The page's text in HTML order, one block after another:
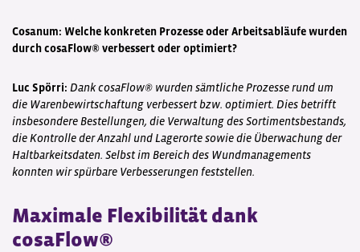
Cosanum: Welche konkreten Prozesse oder Arbeitsabläufe wurden
durch cosaFlow® verbessert oder optimiert?
Luc Spörri: Dank cosaFlow® wurden sämtliche Prozesse rund um
die Warenbewirtschaftung verbessert bzw. optimiert. Dies betrifft
insbesondere Bestellungen, die Verwaltung des Sortimentsbestands,
die Kontrolle der Anzahl und Lagerorte sowie die Überwachung der
Haltbarkeitsdaten. Selbst im Bereich des Wundmanagements
konnten wir spürbare Verbesserungen feststellen.
Maximale Flexibilität dank
cosaFlow®